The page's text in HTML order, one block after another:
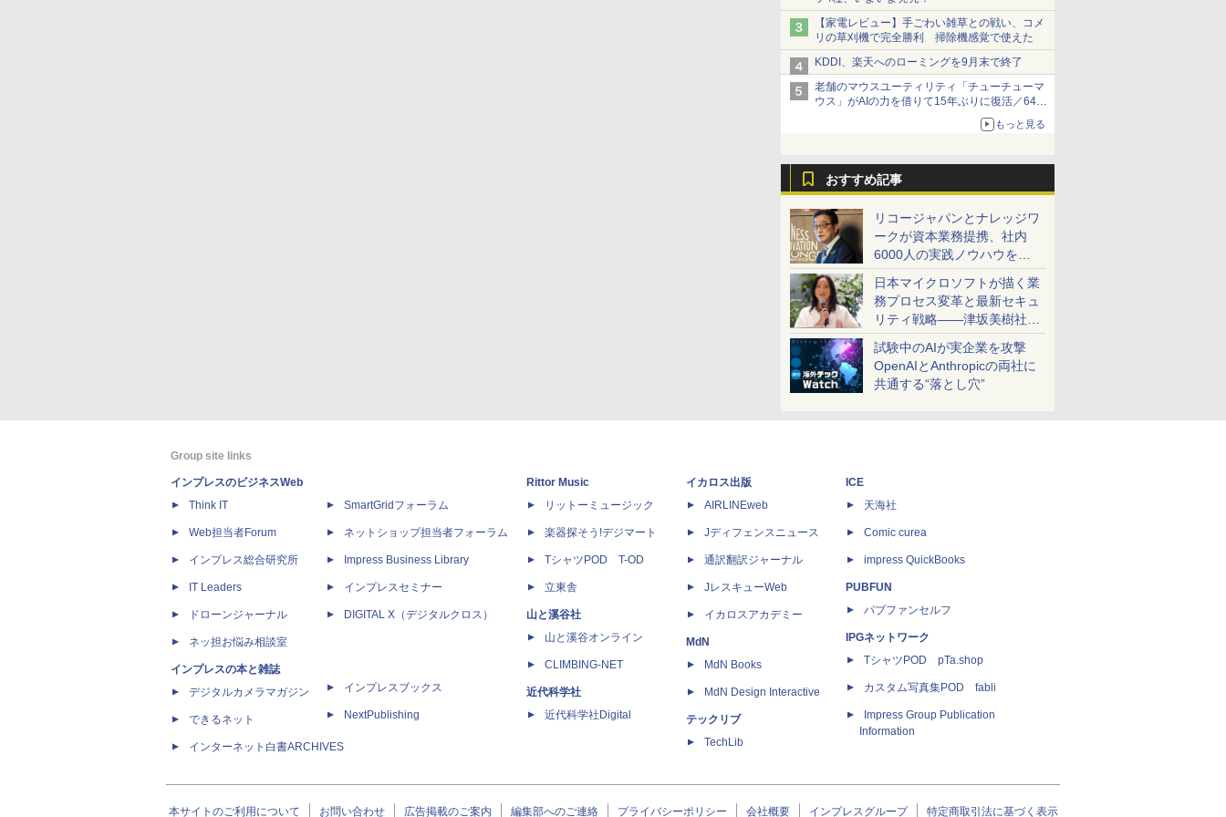
【家電レビュー】手ごわい雑草との戦い、コメ
リの草刈機で完全勝利 掃除機感覚で使えた
KDDI、楽天へのローミングを9月末で終了
老舗のマウスユーティリティ「チューチューマ
ウス」がAIの力を借りて15年ぶりに復活／64bit
化、Windows 10/11、「Chrome」も走り回
る。復活記念で2026年末まで500円
もっと見る
おすすめ記事
リコージャパンとナレッジワ
ークが資本業務提携、社内
6000人の実践ノウハウを生
かした「AI商談記録 for
RICOH」を展開へ
日本マイクロソフトが描く業
務プロセス変革と最新セキュ
リティ戦略――津坂美樹社長
が2027年度戦略を説明
試験中のAIが実企業を攻撃
OpenAIとAnthropicの両社に
共通する“落とし穴”
Group site links
インプレスのビジネスWeb
Think IT
Web担当者Forum
インプレス総合研究所
IT Leaders
ドローンジャーナル
ネッ担お悩み相談室
インプレスの本と雑誌
デジタルカメラマガジン
できるネット
インターネット白書ARCHIVES
SmartGridフォーラム
ネットショップ担当者フォーラム
Impress Business Library
インプレスセミナー
DIGITAL X（デジタルクロス）
インプレスブックス
NextPublishing
Rittor Music
リットーミュージック
楽器探そう!デジマート
TシャツPOD T-OD
立東舎
山と溪谷社
山と溪谷オンライン
CLIMBING-NET
近代科学社
近代科学社Digital
イカロス出版
AIRLINEweb
Jディフェンスニュース
通訳翻訳ジャーナル
JレスキューWeb
イカロスアカデミー
MdN
MdN Books
MdN Design Interactive
テックリブ
TechLib
ICE
天海社
Comic curea
impress QuickBooks
PUBFUN
パブファンセルフ
IPGネットワーク
TシャツPOD pTa.shop
カスタム写真集POD fabli
Impress Group Publication
Information
本サイトのご利用について お問い合わせ 広告掲載のご案内 編集部へのご連絡 プライバシーポリシー 会社概要 インプレスグループ 特定商取引法に基づく表示